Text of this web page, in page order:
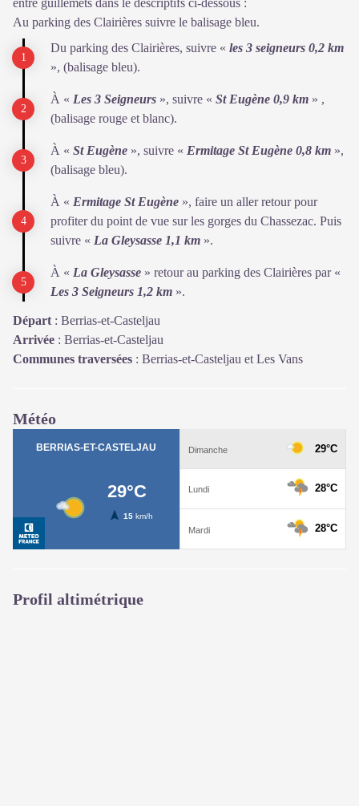
entre guillemets dans le descriptifs ci-dessous :
Au parking des Clairières suivre le balisage bleu.
Du parking des Clairières, suivre « les 3 seigneurs 0,2 km
», (balisage bleu).
À « Les 3 Seigneurs », suivre « St Eugène 0,9 km » ,
(balisage rouge et blanc).
À « St Eugène », suivre « Ermitage St Eugène 0,8 km »,
(balisage bleu).
À « Ermitage St Eugène », faire un aller retour pour
profiter du point de vue sur les gorges du Chassezac. Puis
suivre « La Gleysasse 1,1 km ».
À « La Gleysasse » retour au parking des Clairières par «
Les 3 Seigneurs 1,2 km ».
Départ : Berrias-et-Casteljau
Arrivée : Berrias-et-Casteljau
Communes traversées : Berrias-et-Casteljau et Les Vans
Météo
Profil altimétrique